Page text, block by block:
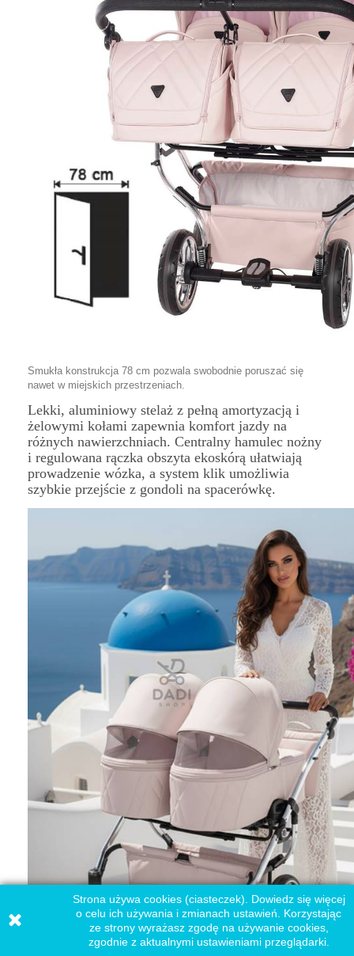
Smukła konstrukcja 78 cm pozwala swobodnie poruszać się
nawet w miejskich przestrzeniach.
Lekki, aluminiowy stelaż z pełną amortyzacją i
żelowymi kołami zapewnia komfort jazdy na
różnych nawierzchniach. Centralny hamulec nożny
i regulowana rączka obszyta ekoskórą ułatwiają
prowadzenie wózka, a system klik umożliwia
szybkie przejście z gondoli na spacerówkę.
Przemyślana wentylacja zapewnia komfort dzieciom, nawet
podczas ciepłych, słonecznych spacerów.
Wózek bliźniaczy ułatwia spacery w parku –
Strona używa cookies (ciasteczek). Dowiedz się więcej
o celu ich używania i zmianach ustawień. Korzystając
ze strony wyrażasz zgodę na używanie cookies,
zgodnie z aktualnymi ustawieniami przeglądarki.